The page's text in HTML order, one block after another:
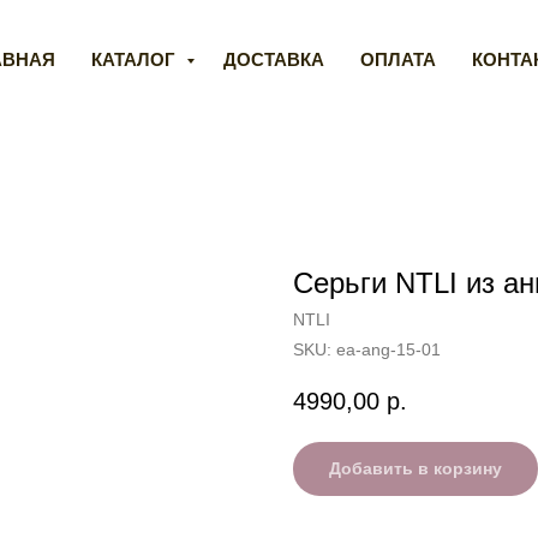
КАТАЛОГ ДОСТАВКА ОПЛАТА
Серьги NTLI из
NTLI
SKU: ea-ang-15-01
4990,00 р.
Добавить в корзину